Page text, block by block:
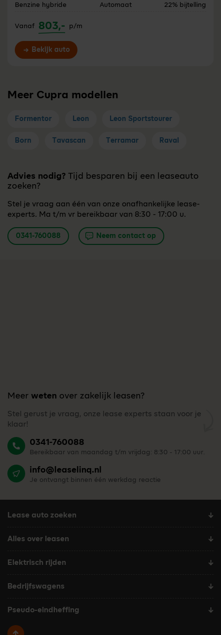
Benzine hybride Automaat 22% bijtelling
Vanaf 803,- p/m
Bekijk auto
Meer Cupra modellen
Formentor Leon Leon Sportstourer
Born Tavascan Terramar Raval
Advies nodig? Tijd besparen bij een leaseauto
zoeken?
Stel je vraag aan één van onze onafhankelijke lease-
experts. Ma t/m vr bereikbaar van 8:30 - 17:00 u.
0341-760088 Neem contact op
Meer weten over zakelijk leasen?
Stel gerust je vraag, onze lease experts staan voor je
klaar!
0341-760088
Bereikbaar van maandag t/m vrijdag: 8:30 - 17:00 uur.
info@leaselinq.nl
Je ontvangt binnen één werkdag reactie
Lease auto zoeken
Alles over leasen
Elektrisch rijden
Bedrijfswagens
Pseudo-eindheffing